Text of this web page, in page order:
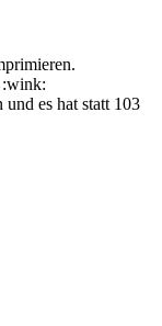
:wink:
und es hat statt 103